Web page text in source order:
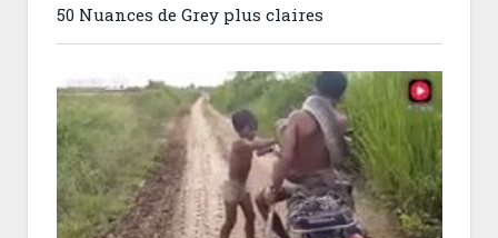
50 Nuances de Grey plus claires